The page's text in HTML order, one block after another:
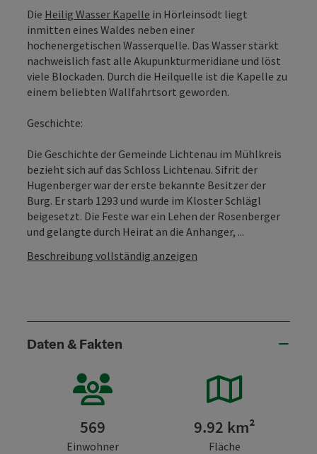
Die Heilig Wasser Kapelle in Hörleinsödt liegt
inmitten eines Waldes neben einer
hochenergetischen Wasserquelle. Das Wasser stärkt
nachweislich fast alle Akupunkturmeridiane und löst
viele Blockaden. Durch die Heilquelle ist die Kapelle zu
einem beliebten Wallfahrtsort geworden.
Geschichte:
Die Geschichte der Gemeinde Lichtenau im Mühlkreis
bezieht sich auf das Schloss Lichtenau. Sifrit der
Hugenberger war der erste bekannte Besitzer der
Burg. Er starb 1293 und wurde im Kloster Schlägl
beigesetzt. Die Feste war ein Lehen der Rosenberger
und gelangte durch Heirat an die Anhanger, ...
Beschreibung vollständig anzeigen
Daten & Fakten
569
Einwohner
9.92 km²
Fläche